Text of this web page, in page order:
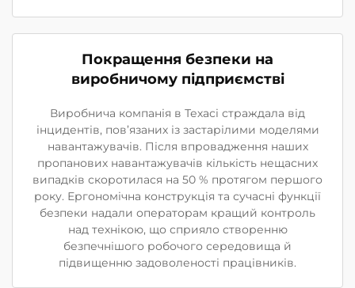
Покращення безпеки на
виробничому підприємстві
Виробнича компанія в Техасі страждала від
інцидентів, пов’язаних із застарілими моделями
навантажувачів. Після впровадження наших
пропанових навантажувачів кількість нещасних
випадків скоротилася на 50 % протягом першого
року. Ергономічна конструкція та сучасні функції
безпеки надали операторам кращий контроль
над технікою, що сприяло створенню
безпечнішого робочого середовища й
підвищенню задоволеності працівників.